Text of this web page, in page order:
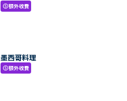
paid額外收費
墨西哥料理
paid額外收費